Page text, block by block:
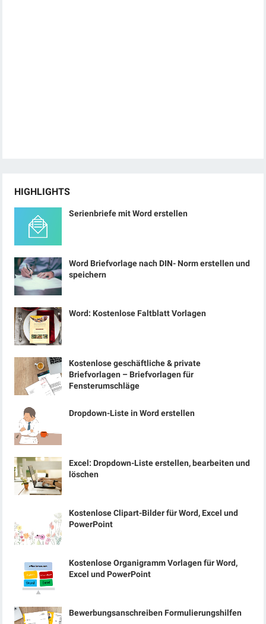
HIGHLIGHTS
Serienbriefe mit Word erstellen
Word Briefvorlage nach DIN- Norm erstellen und
speichern
Word: Kostenlose Faltblatt Vorlagen
Kostenlose geschäftliche & private
Briefvorlagen – Briefvorlagen für
Fensterumschläge
Dropdown-Liste in Word erstellen
Excel: Dropdown-Liste erstellen, bearbeiten und
löschen
Kostenlose Clipart-Bilder für Word, Excel und
PowerPoint
Kostenlose Organigramm Vorlagen für Word,
Excel und PowerPoint
Bewerbungsanschreiben Formulierungshilfen